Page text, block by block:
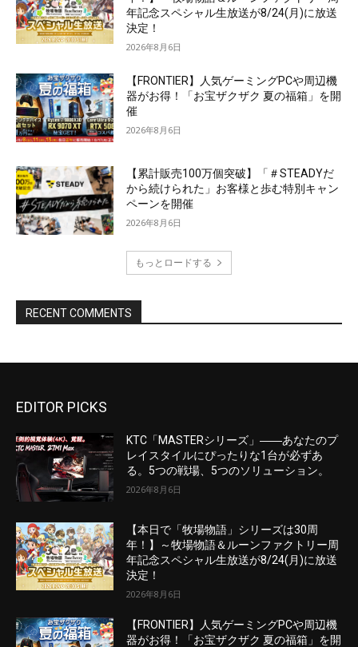
EDITOR PICKS
KTC「MASTERシリーズ」――あなたのプ
レイスタイルにぴったりな1台が必ずあ
る。5つの戦場、5つのソリューション。
2026年8月6日
【本日で「牧場物語」シリーズは30周
年！】～牧場物語＆ルーンファクトリー周
年記念スペシャル生放送が8/24(月)に放送
決定！
2026年8月6日
【FRONTIER】人気ゲーミングPCや周辺機
器がお得！「お宝ザクザク 夏の福箱」を開